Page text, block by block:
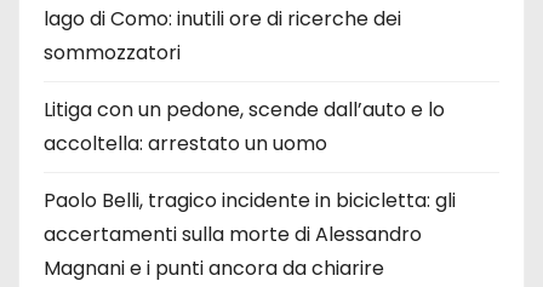
lago di Como: inutili ore di ricerche dei
sommozzatori
Litiga con un pedone, scende dall’auto e lo
accoltella: arrestato un uomo
Paolo Belli, tragico incidente in bicicletta: gli
accertamenti sulla morte di Alessandro
Magnani e i punti ancora da chiarire